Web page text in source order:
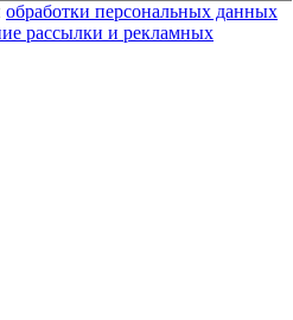
обработки персональных данных
рассылки и рекламных